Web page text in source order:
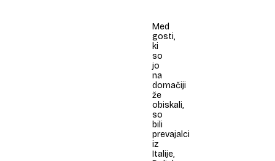
Med
gosti,
ki
so
jo
na
domačiji
že
obiskali,
so
bili
prevajalci
iz
Italije,